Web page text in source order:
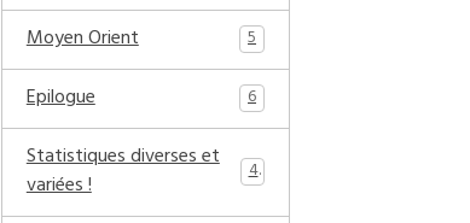
Moyen Orient 5
Epilogue 6
Statistiques diverses et
variées !
4